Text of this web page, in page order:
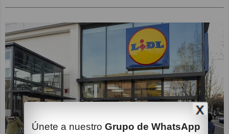
Únete a nuestro Grupo de WhatsApp